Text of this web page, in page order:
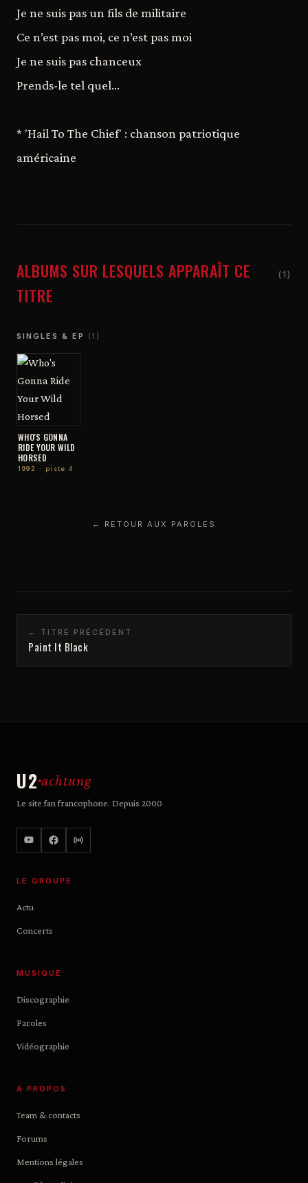
Je ne suis pas un fils de militaire
Ce n’est pas moi, ce n’est pas moi
Je ne suis pas chanceux
Prends-le tel quel…
* 'Hail To The Chief' : chanson patriotique
américaine
ALBUMS SUR LESQUELS APPARAÎT CE
TITRE
(1)
SINGLES & EP (1)
WHO'S GONNA
RIDE YOUR WILD
HORSED
1992 · piste 4
← RETOUR AUX PAROLES
← TITRE PRÉCÉDENT
Paint It Black
U2 achtung
Le site fan francophone. Depuis 2000
LE GROUPE
Actu
Concerts
MUSIQUE
Discographie
Paroles
Vidéographie
À PROPOS
Team & contacts
Forums
Mentions légales